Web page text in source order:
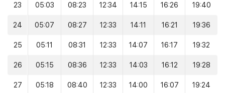
23 05:03 08:23 12:34 14:15 16:26 19:40
24 05:07 08:27 12:33 14:11 16:21 19:36
25 05:11 08:31 12:33 14:07 16:17 19:32
26 05:15 08:36 12:33 14:03 16:12 19:28
27 05:18 08:40 12:33 14:00 16:07 19:24